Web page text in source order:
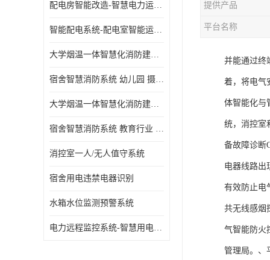
配电房智能改造-智慧电力运维云平台
智能配电系统-配电室智能运维监控系统-智能化配电系统平台厂家
大学烟温一体智慧化消防建设 大学校园 消防数字化
宿舍智慧消防系统 幼儿园 摄像头升级
大学烟温一体智慧化消防建设 培训机构 数字化
宿舍智慧消防系统 教育行业 摄像头升级
消控室一人/无人值守系统
宿舍用电违禁电器识别
水箱水位监测预警系统
电力远程监控系统-智慧用电安全监控管理系统
提供产品
平台名称
并能通过终
着，将电气
体智能化与
统，消控室
备故障诊断
电器线路出
有效防止电
共无线感烟
气智能防火
管理局。、